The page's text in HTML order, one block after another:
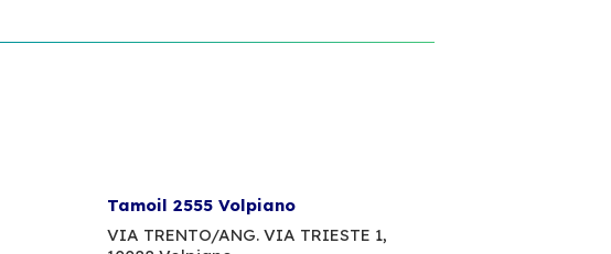
Tamoil 2555 Volpiano
VIA TRENTO/ANG. VIA TRIESTE 1,